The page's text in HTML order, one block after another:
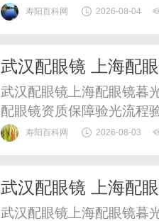
惠，兼顾高专业度与高性
寿阳百科网 2026-08-04
武汉配眼镜 上海配
武汉配眼镜上海配眼镜暮
配眼镜资质保障验光流程
惠，兼顾高专业度与高性
寿阳百科网 2026-08-03
武汉配眼镜 上海配
武汉配眼镜上海配眼镜暮